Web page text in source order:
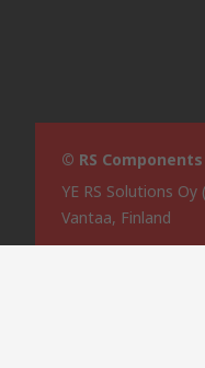
© RS
YE RS Solutions
Vantaa, Finland